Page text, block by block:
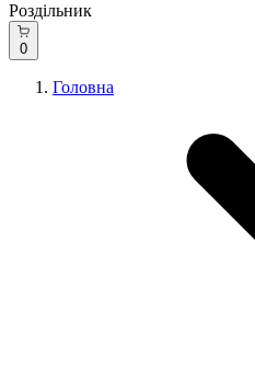
Роздільник
0
Головна